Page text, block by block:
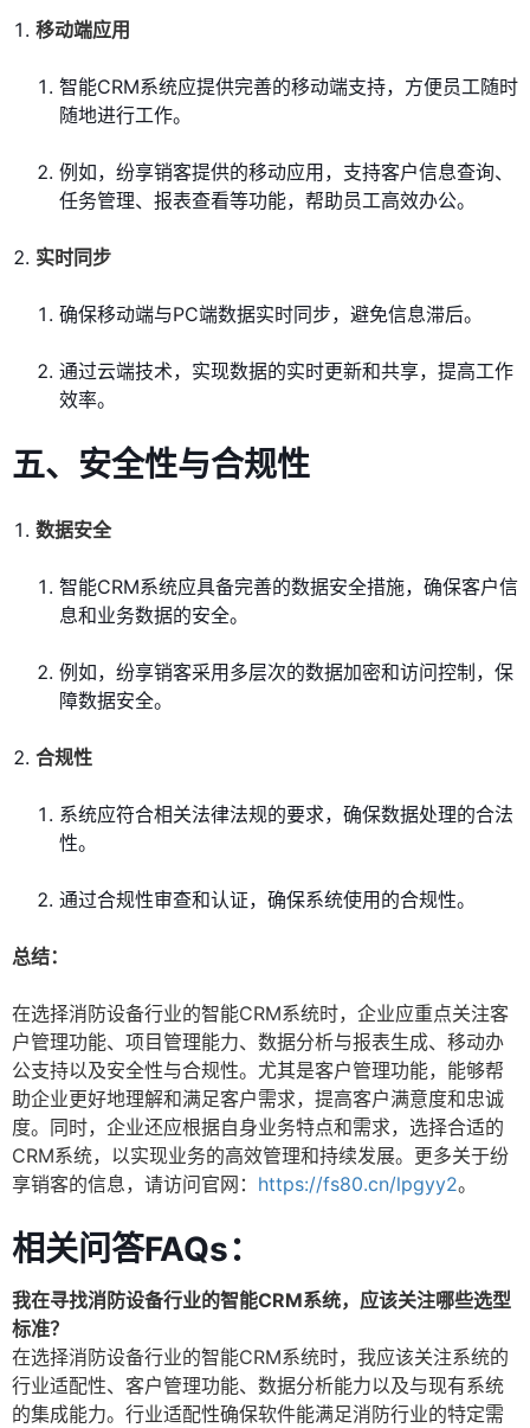
移动端应用
智能CRM系统应提供完善的移动端支持，方便员工随时
随地进行工作。
例如，纷享销客提供的移动应用，支持客户信息查询、
任务管理、报表查看等功能，帮助员工高效办公。
实时同步
确保移动端与PC端数据实时同步，避免信息滞后。
通过云端技术，实现数据的实时更新和共享，提高工作
效率。
五、安全性与合规性
数据安全
智能CRM系统应具备完善的数据安全措施，确保客户信
息和业务数据的安全。
例如，纷享销客采用多层次的数据加密和访问控制，保
障数据安全。
合规性
系统应符合相关法律法规的要求，确保数据处理的合法
性。
通过合规性审查和认证，确保系统使用的合规性。
总结：
在选择消防设备行业的智能CRM系统时，企业应重点关注客
户管理功能、项目管理能力、数据分析与报表生成、移动办
公支持以及安全性与合规性。尤其是客户管理功能，能够帮
助企业更好地理解和满足客户需求，提高客户满意度和忠诚
度。同时，企业还应根据自身业务特点和需求，选择合适的
CRM系统，以实现业务的高效管理和持续发展。更多关于纷
享销客的信息，请访问官网： https://fs80.cn/lpgyy2。
相关问答FAQs：
我在寻找消防设备行业的智能CRM系统，应该关注哪些选型
标准？
在选择消防设备行业的智能CRM系统时，我应该关注系统的
行业适配性、客户管理功能、数据分析能力以及与现有系统
的集成能力。行业适配性确保软件能满足消防行业的特定需